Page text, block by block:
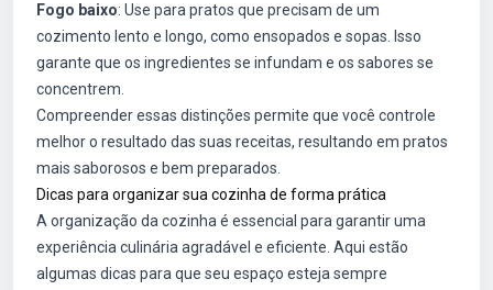
Fogo baixo: Use para pratos que precisam de um
cozimento lento e longo, como ensopados e sopas. Isso
garante que os ingredientes se infundam e os sabores se
concentrem.
Compreender essas distinções permite que você controle
melhor o resultado das suas receitas, resultando em pratos
mais saborosos e bem preparados.
Dicas para organizar sua cozinha de forma prática
A organização da cozinha é essencial para garantir uma
experiência culinária agradável e eficiente. Aqui estão
algumas dicas para que seu espaço esteja sempre